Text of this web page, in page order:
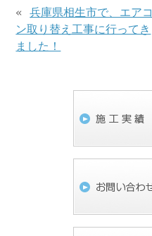
«兵庫県相生市で、エアコ
ン取り替え工事に行ってき
ました！